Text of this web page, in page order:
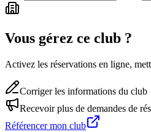
Vous gérez ce club ?
Activez les réservations en ligne,
Corriger les informations du club
Recevoir plus de demandes de
Référencer mon club